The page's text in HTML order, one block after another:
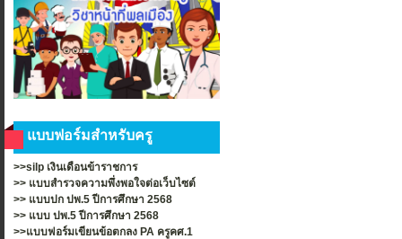
แบบฟอร์มสำหรับครู
>>silp เงินเดือนข้าราชการ
>> แบบสำรวจความพึ่งพอใจต่อเว็บไซต์
>> แบบปก ปพ.5 ปีการศึกษา 2568
>> แบบ ปพ.5 ปีการศึกษา 2568
>>แบบฟอร์มเขียนข้อตกลง PA ครูคศ.1